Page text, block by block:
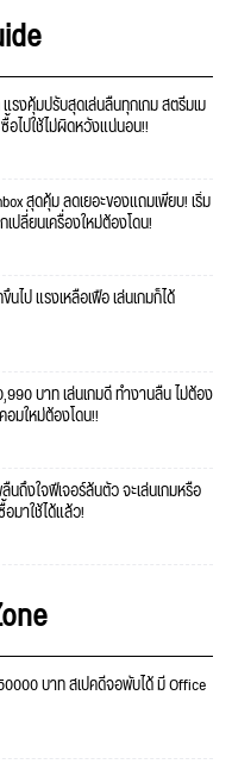
รงคุ้มปรับสุดเล่นลื่นทุกเกม สตรีมเม
อไปใช้ไม่ผิดหวังแน่นอน!!
สุดคุ้ม ลดเยอะของแถมเพียบ! เริ่ม
ปลี่ยนเครื่องใหม่ต้องโดน!
ไป แรงเหลือเฟือ เล่นเกมก็ได้
บาท เล่นเกมดี ทำงานลื่น ไม่ต้อง
อมใหม่ต้องโดน!!
ถึงใจฟีเจอร์ล้นตัว จะเล่นเกมหรือ
มาใช้ได้แล้ว!
บาท สเปคดีจอพับได้ มี Office